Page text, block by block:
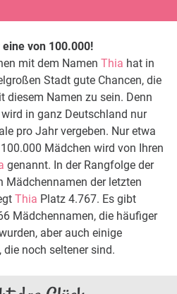
von 100.000!
mit dem Namen Thia hat in
Stadt gute Chancen, die
diesem Namen zu sein. Denn
in ganz Deutschland nur
pro Jahr vergeben. Nur etwa
Mädchen wird von Ihren
genannt. In der Rangfolge der
Mädchennamen der letzten
Thia Platz 4.767. Es gibt
Mädchennamen, die häufiger
aber auch einige
die noch seltener sind.